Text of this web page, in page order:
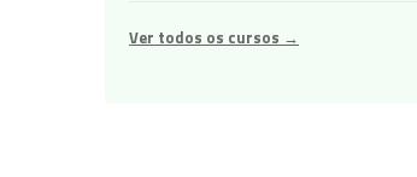
Ver todos os cursos →